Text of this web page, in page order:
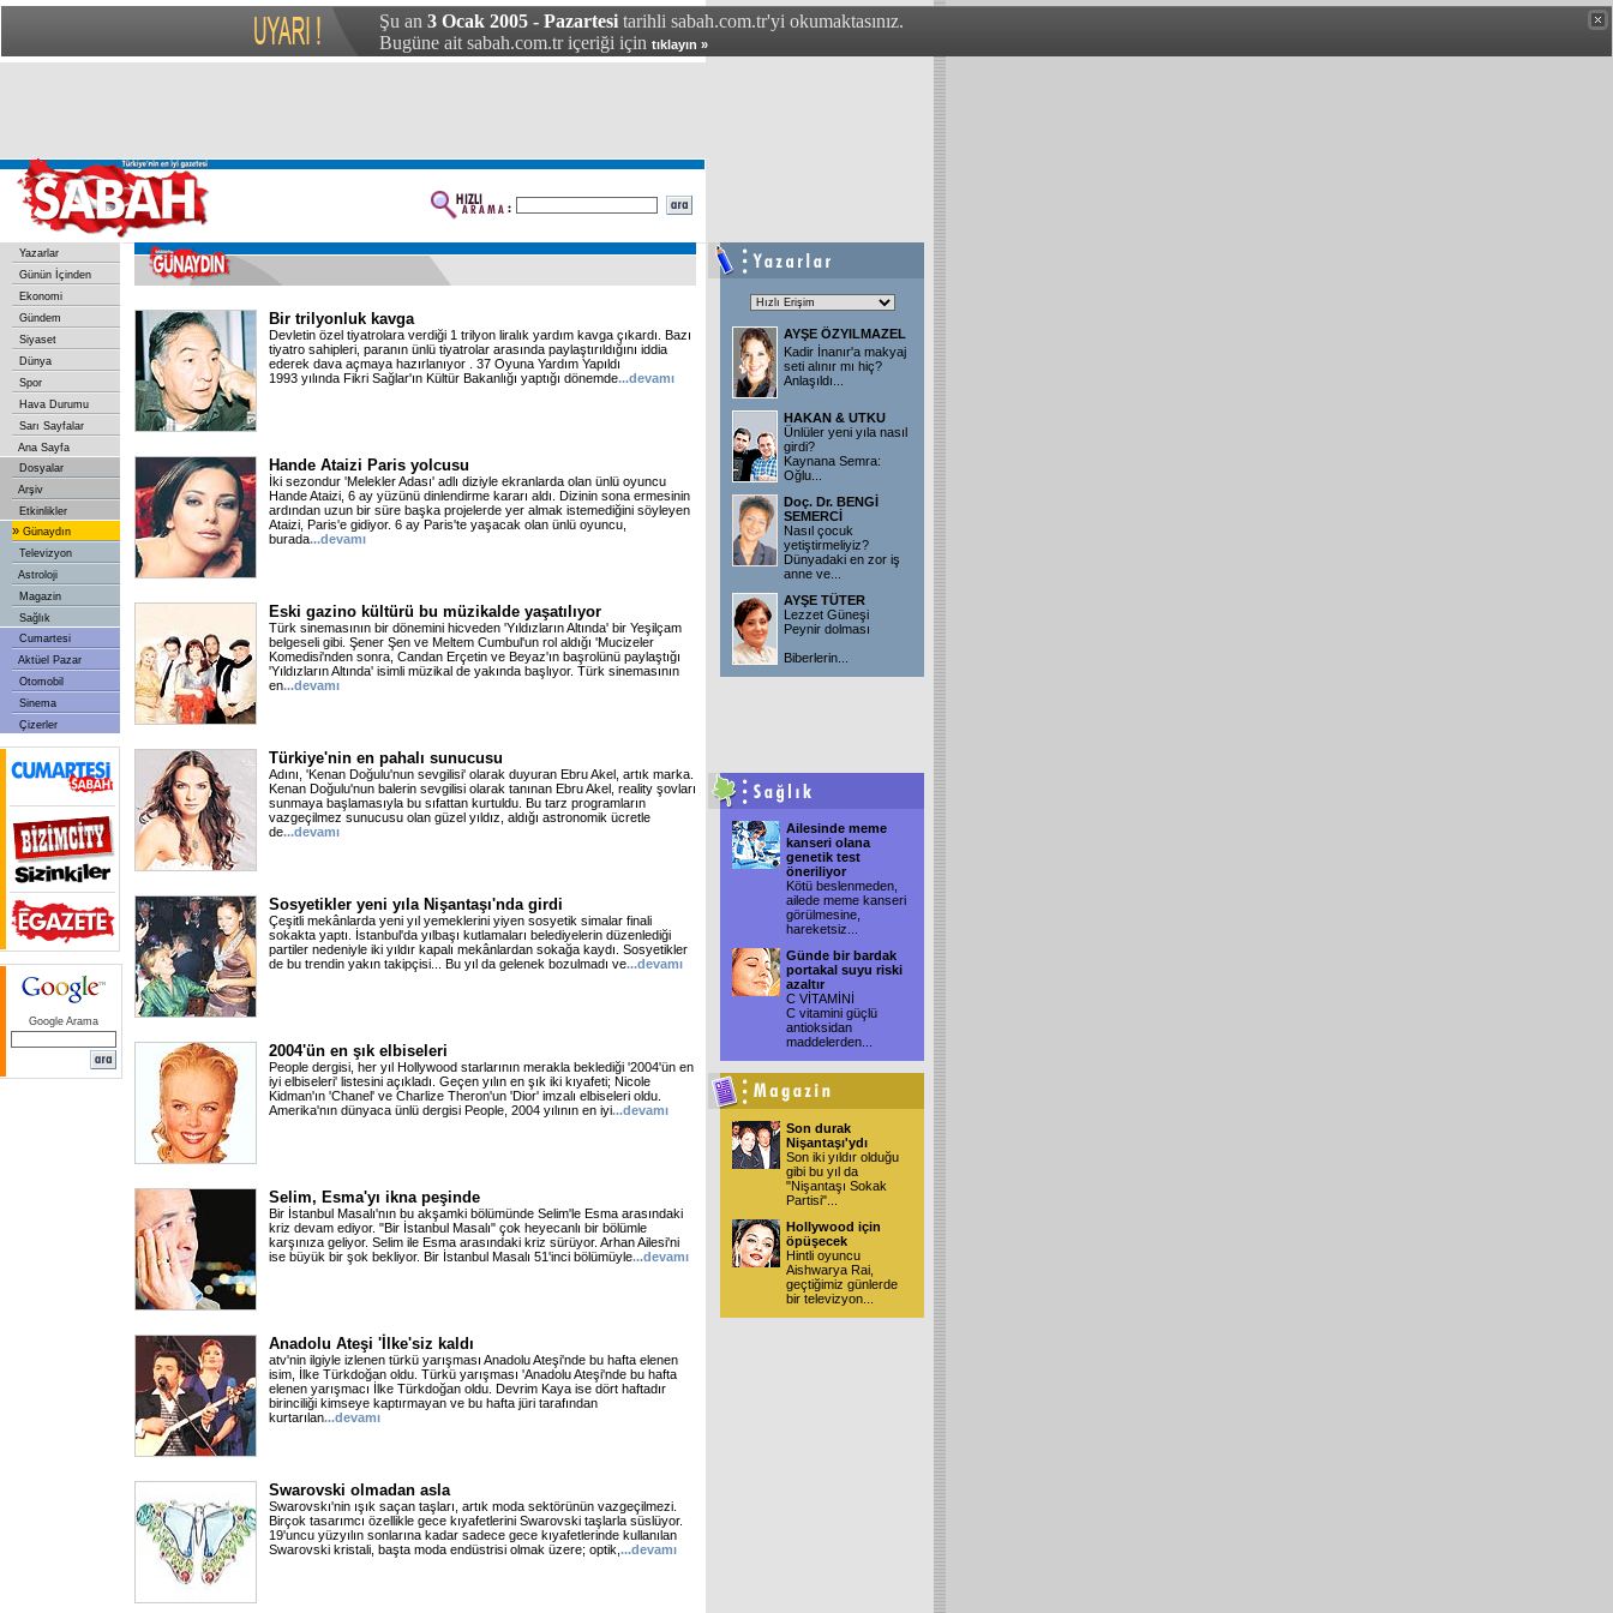
Şu an 3 Ocak 2005 - Pazartesi tarihli sabah.com.tr'yi okumaktasınız.
Bugüne ait sabah.com.tr içeriği için tıklayın »
Yazarlar
Günün İçinden
Ekonomi
Gündem
Siyaset
Dünya
Spor
Hava Durumu
Sarı Sayfalar
Ana Sayfa
Dosyalar
Arşiv
Etkinlikler
» Günaydın
Televizyon
Astroloji
Magazin
Sağlık
Cumartesi
Aktüel Pazar
Otomobil
Sinema
Çizerler
Google Arama
Bir trilyonluk kavga
Devletin özel tiyatrolara verdiği 1 trilyon liralık yardım kavga çıkardı. Bazı
tiyatro sahipleri, paranın ünlü tiyatrolar arasında paylaştırıldığını iddia
ederek dava açmaya hazırlanıyor . 37 Oyuna Yardım Yapıldı
1993 yılında Fikri Sağlar'ın Kültür Bakanlığı yaptığı dönemde...devamı
Hande Ataizi Paris yolcusu
İki sezondur 'Melekler Adası' adlı diziyle ekranlarda olan ünlü oyuncu
Hande Ataizi, 6 ay yüzünü dinlendirme kararı aldı. Dizinin sona ermesinin
ardından uzun bir süre başka projelerde yer almak istemediğini söyleyen
Ataizi, Paris'e gidiyor. 6 ay Paris'te yaşacak olan ünlü oyuncu,
burada...devamı
Eski gazino kültürü bu müzikalde yaşatılıyor
Türk sinemasının bir dönemini hicveden 'Yıldızların Altında' bir Yeşilçam
belgeseli gibi. Şener Şen ve Meltem Cumbul'un rol aldığı 'Mucizeler
Komedisi'nden sonra, Candan Erçetin ve Beyaz'ın başrolünü paylaştığı
'Yıldızların Altında' isimli müzikal de yakında başlıyor. Türk sinemasının
en...devamı
Türkiye'nin en pahalı sunucusu
Adını, 'Kenan Doğulu'nun sevgilisi' olarak duyuran Ebru Akel, artık marka.
Kenan Doğulu'nun balerin sevgilisi olarak tanınan Ebru Akel, reality şovları
sunmaya başlamasıyla bu sıfattan kurtuldu. Bu tarz programların
vazgeçilmez sunucusu olan güzel yıldız, aldığı astronomik ücretle
de...devamı
Sosyetikler yeni yıla Nişantaşı'nda girdi
Çeşitli mekânlarda yeni yıl yemeklerini yiyen sosyetik simalar finali
sokakta yaptı. İstanbul'da yılbaşı kutlamaları belediyelerin düzenlediği
partiler nedeniyle iki yıldır kapalı mekânlardan sokağa kaydı. Sosyetikler
de bu trendin yakın takipçisi... Bu yıl da gelenek bozulmadı ve...devamı
2004'ün en şık elbiseleri
People dergisi, her yıl Hollywood starlarının merakla beklediği '2004'ün en
iyi elbiseleri' listesini açıkladı. Geçen yılın en şık iki kıyafeti; Nicole
Kidman'ın 'Chanel' ve Charlize Theron'un 'Dior' imzalı elbiseleri oldu.
Amerika'nın dünyaca ünlü dergisi People, 2004 yılının en iyi...devamı
Selim, Esma'yı ikna peşinde
Bir İstanbul Masalı'nın bu akşamki bölümünde Selim'le Esma arasındaki
kriz devam ediyor. "Bir İstanbul Masalı" çok heyecanlı bir bölümle
karşınıza geliyor. Selim ile Esma arasındaki kriz sürüyor. Arhan Ailesi'ni
ise büyük bir şok bekliyor. Bir İstanbul Masalı 51'inci bölümüyle...devamı
Anadolu Ateşi 'İlke'siz kaldı
atv'nin ilgiyle izlenen türkü yarışması Anadolu Ateşi'nde bu hafta elenen
isim, İlke Türkdoğan oldu. Türkü yarışması 'Anadolu Ateşi'nde bu hafta
elenen yarışmacı İlke Türkdoğan oldu. Devrim Kaya ise dört haftadır
birinciliği kimseye kaptırmayan ve bu hafta jüri tarafından
kurtarılan...devamı
Swarovski olmadan asla
Swarovskı'nin ışık saçan taşları, artık moda sektörünün vazgeçilmezi.
Birçok tasarımcı özellikle gece kıyafetlerini Swarovski taşlarla süslüyor.
19'uncu yüzyılın sonlarına kadar sadece gece kıyafetlerinde kullanılan
Swarovski kristali, başta moda endüstrisi olmak üzere; optik, ...devamı
AYŞE ÖZYILMAZEL
Kadir İnanır'a makyaj
seti alınır mı hiç?
Anlaşıldı
HAKAN & UTKU
Ünlüler yeni yıla nasıl
girdi?
Kaynana Semra:
Oğlu
Doç. Dr. BENGİ
SEMERCİ
Nasıl çocuk
yetiştirmeliyiz?
Dünyadaki en zor iş
anne ve
AYŞE TÜTER
Lezzet Güneşi
Peynir dolması
Biberlerin
Ailesinde meme
kanseri olana
genetik test
öneriliyor
Kötü beslenmeden,
ailede meme kanseri
görülmesine,
hareketsiz
Günde bir bardak
portakal suyu riski
azaltır
C VİTAMİNİ
C vitamini güçlü
antioksidan
maddelerden
Son durak
Nişantaşı'ydı
Son iki yıldır olduğu
gibi bu yıl da
"Nişantaşı Sokak
Partisi"
Hollywood için
öpüşecek
Hintli oyuncu
Aishwarya Rai,
geçtiğimiz günlerde
bir televizyon